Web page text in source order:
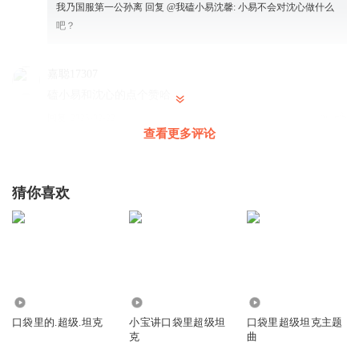
我乃国服第一公孙离 回复 @我磕小易沈馨: 小易不会对沈心做什么
吧？
超能装甲兵团的小助手
官方最新海报/壁纸来啦！
小红书上有更多哦：宫弦敌
卢、千雅鲲鹏、小半、小渣～
查看更多评论
猜你喜欢
口袋里的.超级.坦克
小宝讲口袋里超级坦
克
口袋里超级坦克主题
曲